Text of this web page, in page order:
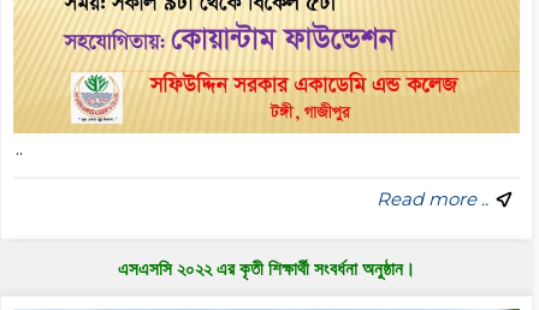
..
Read more ..
এসএসসি ২০২২ এর কৃতী শিক্ষার্থী সংবর্ধনা অনুষ্ঠান।